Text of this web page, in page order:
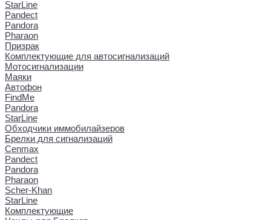
StarLine
Pandect
Pandora
Pharaon
Призрак
Комплектующие для автосигнализаций
Мотосигнализации
Маяки
Автофон
FindMe
Pandora
StarLine
Обходчики иммобилайзеров
Брелки для сигнализаций
Cenmax
Pandect
Pandora
Pharaon
Scher-Khan
StarLine
Комплектующие